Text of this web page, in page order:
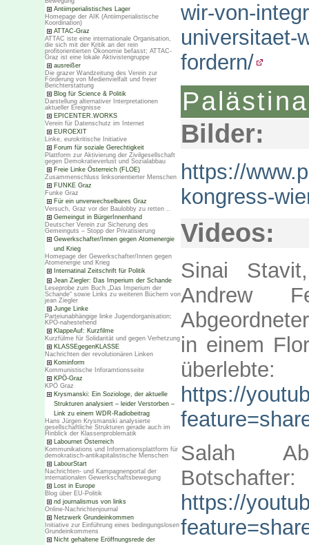
Antiimperialistisches Lager
Homepage der AIK (Antiimperialistische
Koordination)
ATTAC-Graz
ATTAC iste eine internationale Organisation,
die sich mit der Kritik an der rein
profitorientierten Ökonomie befasst; ATTAC-
Graz ist eine lokale Aktivistengruppe
ausreißer
Die grazer Wandzeitung des Verein zur
Förderung von Medienvielfalt und freier
Berichterstattung
Blog für Science & Politik
Darstellung alternativer Interpretationen
aktueller Ereignisse
EPICENTER.WORKS
Verein für Datenschutz im Internet
EUROEXIT
Linke, eurokritische Initiative
Forum für soziale Gerechtigkeit
Plattform zur Aktivierung der Zivilgesellschaft
gegen Demokratieverlust und Sozialabbau
Freie Linke Österreich (FLOE)
Zusammenschluss linksorientierter Menschen
FUNKE Graz
Funke Graz
Für ein unverwechselbares Graz
Versuch, Graz vor der Baulobby zu retten ..
Gemeingut in BürgerInnenhand
Deutscher Verein zur Sicherung des
Gemeinguts – Stopp der Privatisierung
Gewerkschafter/Innen gegen Atomenergie
und Krieg
Homepage der Gewerkschafter/Innen gegen
Atomenergie und Krieg
Internatinal Zeitschrift für Politik
Jean Ziegler: Das Imperium der Schande
Leseprobe zum Buch „Das Imperium der
Schande“ sowie Links zu weiteren Büchern von
jean Ziegler
Junge Linke
Parteiunabhängige linke Jugendorganisation;
KPÖ-nahestehend
KlappeAuf: Kurzfilme
Kurzfülme für Solidarität und gegen Verhetzung
KLASSEgegenKLASSE
Nachrichten der revolutionären Linken
Kominform
Kommunistische Inforamtionsseite
KPÖ-Graz
KPÖ Graz
Krysmanski: Ein Soziologe, der aktuelle
Strukturen analysiert – leider Verstorben –
Link zu einem WDR-Radiobeitrag
Hans Jürgen Krysmanski analysierte
gesellschaftliche Strukturen gerade auch im
Hinblick der Klassenproblematik
Labournet Österreich
Kommunikations und Informationsplattform für
demokratisch-antikapitalistische Menschen
LabourStart
Nachrichten- und Kampagnenportal der
internationalen Gewerkschaftsbewegung
Lost in Europe
Blog über EU-Politik
nd journalismus von links
Online-Nachrichtenjournal
Netzwerk Grundeinkommen
Initiative zur Einführung eines bedingungslosen
Grundeinkommens
Nicht gehaltene Eröffnungsrede der
wir-von-
universitaet-
fordern/
Bilder:
https://
kongress-
Videos:
Sinai
Andrew
in einem
überlebte:
https://
Salah
Botschafter:
https://